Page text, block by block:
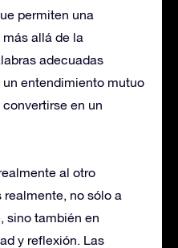
permiten una
allá de la
adecuadas
entendimiento mutuo
en un
al otro
no sólo a
sino también en
y reflexión. Las